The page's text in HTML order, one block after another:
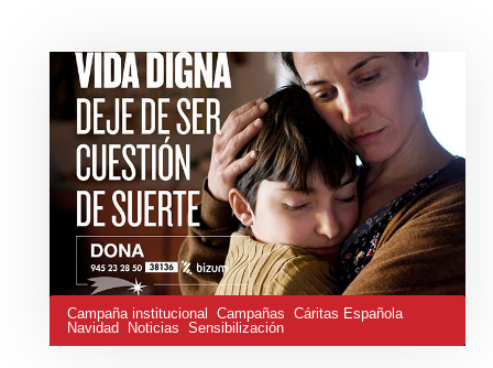
Campaña institucional , Campañas, Cáritas Española,
Navidad, Noticias, Sensibilización